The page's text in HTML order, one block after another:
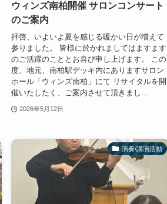
ウィンズ南柏開催 サロンコンサート
のご案内
拝啓、いよいよ夏を感じる暖かい日が増えて
参りました。 皆様に於かれましてはますます
のご活躍のこととお喜び申し上げます。 この
度、地元、南柏駅デッキ内にありますサロン
ホール「ウィンズ南柏」にて リサイタルを開
催いたしたく、ご案内させて頂きまし...
2026年5月12日
演奏/講演活動